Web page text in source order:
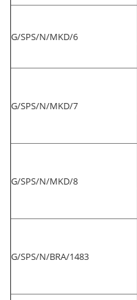
G/SPS/N/MKD/6
G/SPS/N/MKD/7
G/SPS/N/MKD/8
G/SPS/N/BRA/1483